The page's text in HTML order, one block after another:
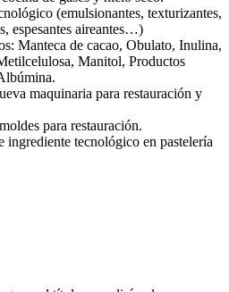
(emulsionantes, texturizantes,
espesantes aireantes…)
Manteca de cacao, Obulato, Inulina,
Manitol, Productos
maquinaria para restauración y
para restauración.
ingrediente tecnológico en pastelería